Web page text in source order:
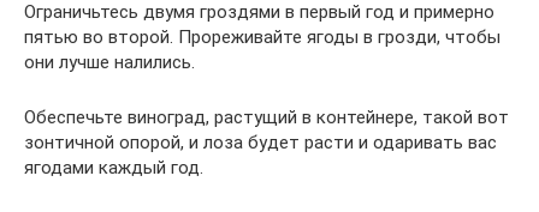
Ограничьтесь двумя гроздями в первый год и примерно
пятью во второй. Прореживайте ягоды в грозди, чтобы
они лучше налились.
Обеспечьте виноград, растущий в контейнере, такой вот
зонтичной опорой, и лоза будет расти и одаривать вас
ягодами каждый год.